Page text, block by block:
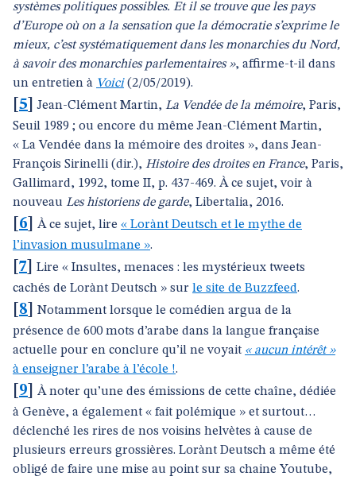
systèmes politiques possibles. Et il se trouve que les pays
d’Europe où on a la sensation que la démocratie s’exprime le
mieux, c’est systématiquement dans les monarchies du Nord,
à savoir des monarchies parlementaires », affirme-t-il dans
un entretien à Voici(2/05/2019).
5 ]Jean-Clément Martin, La Vendée de la mémoire, Paris,
Seuil 1989 ; ou encore du même Jean-Clément Martin,
« La Vendée dans la mémoire des droites », dans Jean-
François Sirinelli (dir.), Histoire des droites en France, Paris,
Gallimard, 1992, tome II, p. 437-469. À ce sujet, voir à
nouveau Les historiens de garde, Libertalia, 2016.
6 À ce sujet, lire « Lorànt Deutsch et le mythe de
l’invasion musulmane ».
7
Lire « Insultes, menaces : les mystérieux tweets
cachés de Lorànt Deutsch » sur le site de Buzzfeed.
8
Notamment lorsque le comédien argua de la
présence de 600 mots d’arabe dans la langue française
actuelle pour en conclure qu’il ne voyait « aucun intérêt »
à enseigner l’arabe à l’école !.
9
À noter qu’une des émissions de cette chaîne, dédiée
à Genève, a également « fait polémique » et surtout…
déclenché les rires de nos voisins helvètes à cause de
plusieurs erreurs grossières. Lorànt Deutsch a même été
obligé de faire une mise au point sur sa chaine Youtube,